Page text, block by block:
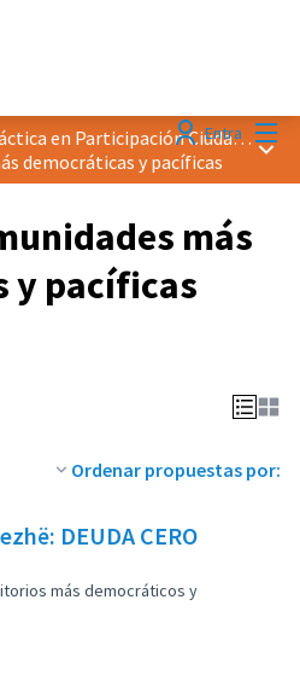
EntraDistinción &quot;Buena Práctica en Participación Ciudadana&quot; 2025
democráticas y pacíficas
más
y pacíficas
Ordenar propuestas por:
DEUDA CERO
más democráticos y